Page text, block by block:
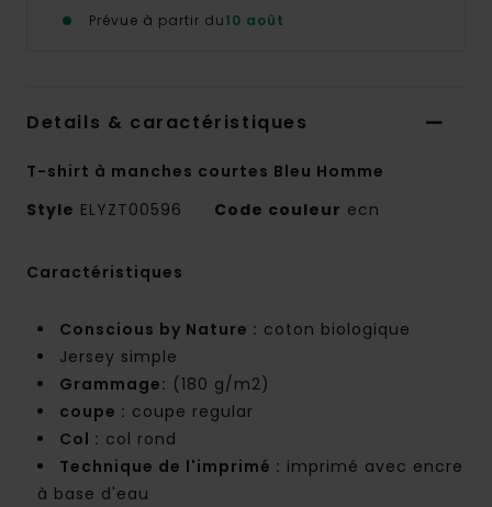
Prévue à partir du10 août
Details & caractéristiques
T-shirt à manches courtes Bleu Homme
Style ELYZT00596 Code couleur ecn
Caractéristiques
Conscious by Nature : coton biologique
Jersey simple
Grammage: (180 g/m2)
coupe : coupe regular
Col : col rond
Technique de l'imprimé : imprimé avec encre
à base d'eau